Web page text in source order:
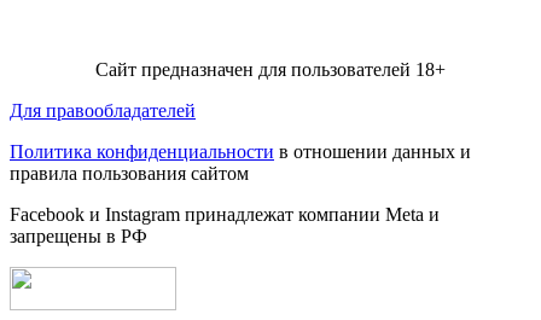
Сайт предназначен для пользователей 18+
Для правообладателей
Политика конфиденциальности в отношении данных и
правила пользования сайтом
Facebook и Instagram принадлежат компании Metа и
запрещены в РФ